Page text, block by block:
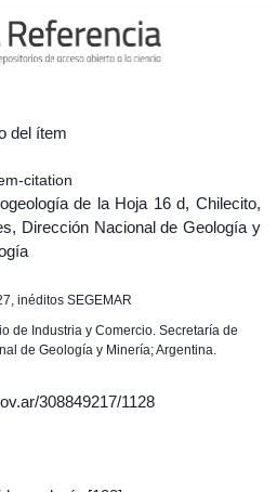
del ítem
citation
de la Hoja 16 d, Chilecito,
Dirección Nacional de Geología y
inéditos SEGEMAR
de Industria y Comercio. Secretaría de
de Geología y Minería; Argentina.
308849217/1128